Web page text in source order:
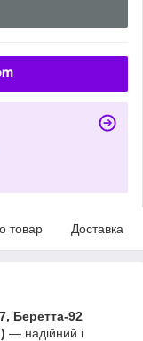
товар Доставка
Беретта-92
— надійний і